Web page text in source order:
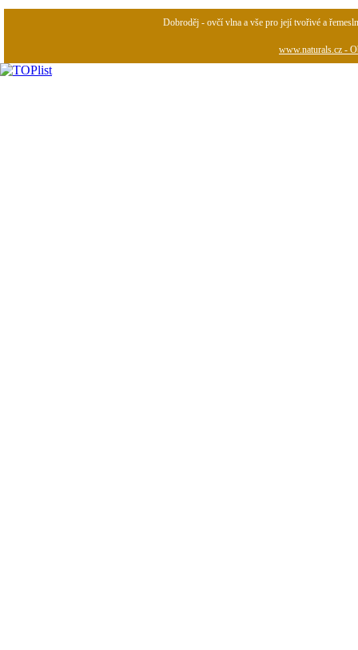
Dobroděj - ovčí vlna a vše pro její tvořivé a
www.naturals.cz -